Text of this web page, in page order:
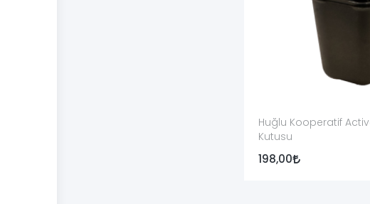
Yeni parçanın tüfeğe fiziksel olarak yerleşmesi tek başına
; Neo, Venza ve CY serileri için tetik tertibatı,
Huğlu Kooperatif
Kutusu
198,00